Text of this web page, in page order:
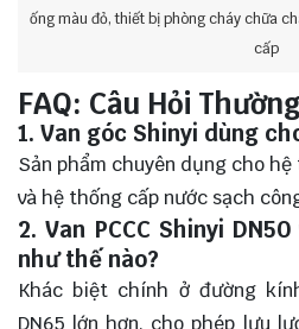
ống màu đỏ, thiết bị phòng cháy chữa
cấp
FAQ: Câu Hỏi
1. Van góc Shinyi dùng
Sản phẩm chuyên dụng cho
và hệ thống cấp nước sạch
2. Van PCCC Shinyi
như thế nào?
Khác biệt chính ở đường